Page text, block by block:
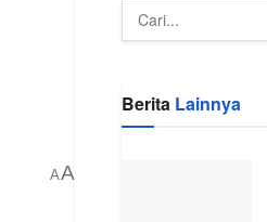
AA
Berita Lainnya